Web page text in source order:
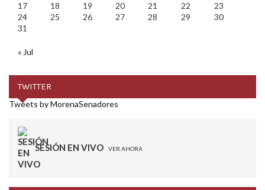
17
18 19 20 21 22
23
24
25 26 27 28 29
30
31
« Jul
TWITTER
Tweets by MorenaSenadores
SESIÓN EN VIVO VER AHORA